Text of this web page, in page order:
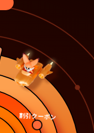
割引クーポン